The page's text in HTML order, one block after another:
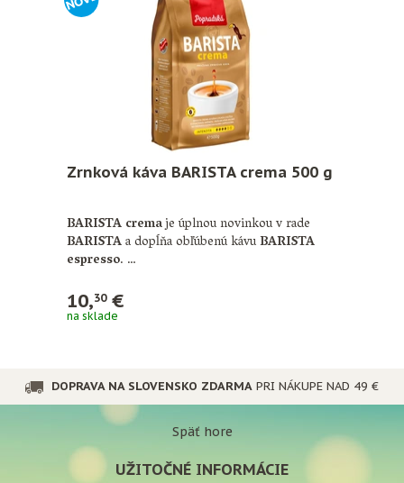
Zrnková káva BARISTA crema 500 g
BARISTA cremaje úplnou novinkou v rade
BARISTAa dopĺňa obľúbenú kávuBARISTA
espresso. …
10,30€
na sklade
DOPRAVA NA SLOVENSKO ZDARMA PRI NÁKUPE NAD 49 €
Späť hore
UŽITOČNÉ INFORMÁCIE